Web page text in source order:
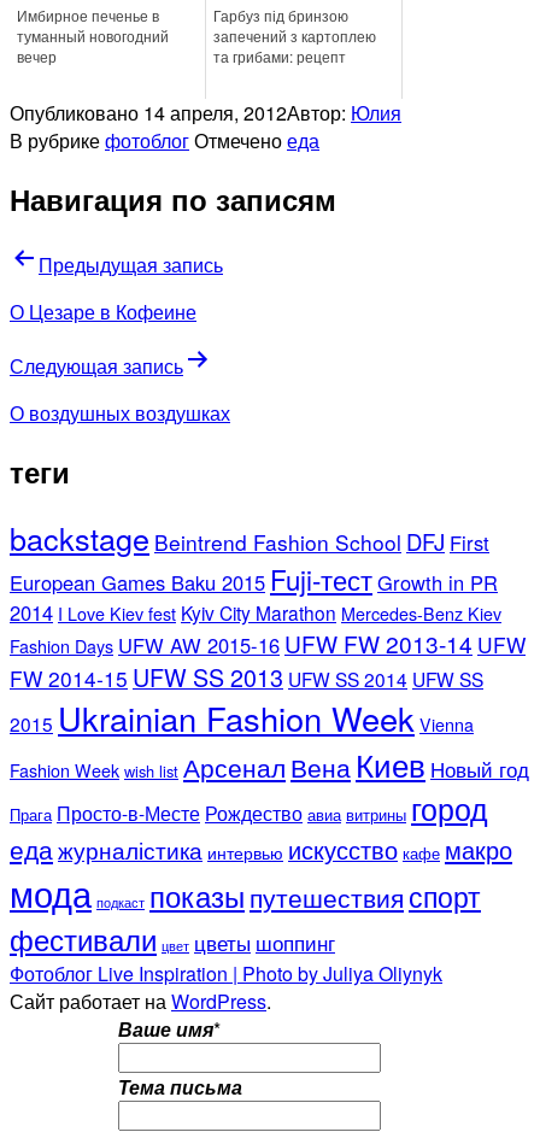
Имбирное печенье в
туманный новогодний
вечер
Гарбуз під бринзою
запечений з картоплею
та грибами: рецепт
Опубликовано 14 апреля, 2012Автор: Юлия
В рубрикефотоблогОтмеченоеда
Навигация по записям
Предыдущая запись
О Цезаре в Кофеине
Следующая запись
О воздушных воздушках
теги
backstage Beintrend Fashion School DFJ First
European Games Baku 2015 Fuji-тестGrowth in PR
2014 I Love Kiev fest Kyiv City Marathon Mercedes-Benz Kiev
Fashion Days UFW AW 2015-16 UFW FW 2013-14 UFW
FW 2014-15 UFW SS 2013 UFW SS 2014 UFW SS
2015 Ukrainian Fashion Week Vienna
Fashion Week wish list Арсенал Вена Киев Новый год
Прага Просто-в-Месте Рождество авиа витрины город
едажурналістика интервью искусство кафе макро
мода подкаст показы путешествия спорт
фестивали цвет цветы шоппинг
Фотоблог Live Inspiration | Photo by Juliya Oliynyk
Сайт работает наWordPress.
Ваше имя*
Тема письма